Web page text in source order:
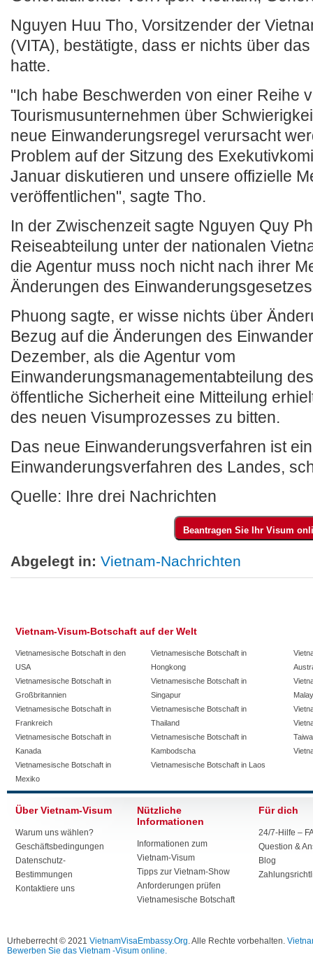
Nguyen Huu Tho, Vorsitzender der
(VITA), bestätigte, dass er nichts über
hatte.
"Ich habe Beschwerden von einer Reihe
Tourismusunternehmen über
neue Einwanderungsregel verursacht
Problem auf der Sitzung des
Januar diskutieren und unsere offizielle
veröffentlichen", sagte Tho.
In der Zwischenzeit sagte Nguyen Quy
Reiseabteilung unter der nationalen
die Agentur muss noch nicht nach ihrer
Änderungen des
Phuong sagte, er wisse nichts über
Bezug auf die Änderungen des
Dezember, als die Agentur vom
Einwanderungsmanagementabteilung
öffentliche Sicherheit eine Mitteilung
des neuen Visumprozesses zu bitten.
Das neue Einwanderungsverfahren ist
Einwanderungsverfahren des Landes,
Quelle: Ihre drei Nachrichten
Abgelegt in: Vietnam-Nachrichten
Vietnam-Visum-Botschaft auf der Welt
Vietnamesische Botschaft in den
USA
Vietnamesische Botschaft in
Großbritannien
Vietnamesische Botschaft in
Frankreich
Vietnamesische Botschaft in
Kanada
Vietnamesische Botschaft in
Mexiko
Vietnamesische Botschaft in
Hongkong
Vietnamesische Botschaft in
Singapur
Vietnamesische Botschaft in
Thailand
Vietnamesische Botschaft in
Kambodscha
Vietnamesische Botschaft in Laos
Über Vietnam-Visum
Warum uns wählen?
Geschäftsbedingungen
Datenschutz-
Bestimmungen
Kontaktiere uns
Nützliche
Informationen
Informationen zum
Vietnam-Visum
Tipps zur Vietnam-Show
Anforderungen prüfen
Vietnamesische Botschaft
Für dich
24/7-Hilfe –
Question &
Blog
Urheberrecht © 2021 VietnamVisaEmbassy.Org. Alle Rechte vorbehalten.
Bewerben Sie das Vietnam -Visum online.